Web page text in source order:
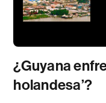
¿Guyana
holandesa’?